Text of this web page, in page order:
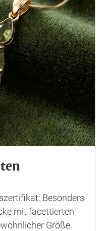
Besonders
mit facettierten
Größe.